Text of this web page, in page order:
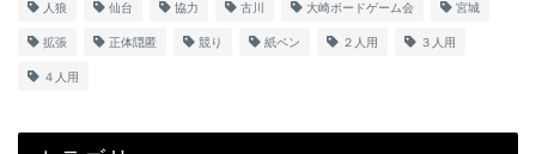
人狼 仙台 協力 古川 大崎ボードゲーム会 宮城
拡張 正体隠匿 競り 紙ペン ２人用 ３人用
４人用